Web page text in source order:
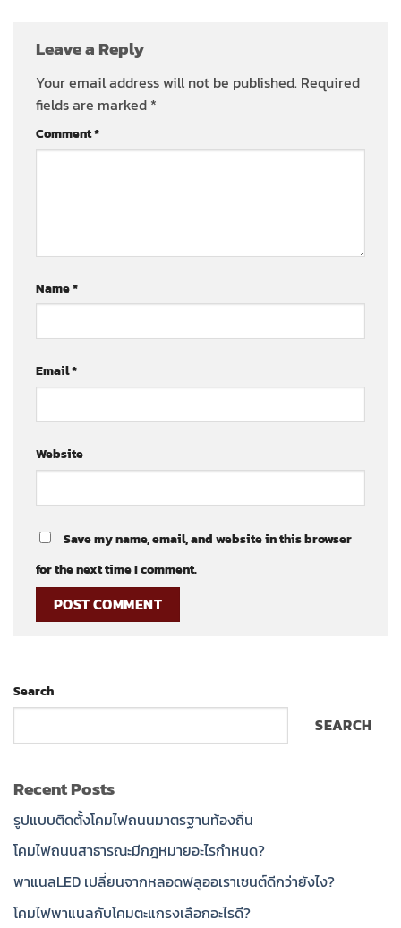
Leave a Reply
Your email address will not be published. Required
fields are marked *
Comment*
Name*
Email*
Website
Save my name, email, and website in this browser
for the next time I comment.
Search
SEARCH
Recent Posts
รูปแบบติดตั้งโคมไฟถนนมาตรฐานท้องถิ่น
โคมไฟถนนสาธารณะมีกฎหมายอะไรกำหนด?
พาแนลLED เปลี่ยนจากหลอดฟลูออเราเซนต์ดีกว่ายังไง?
โคมไฟพาแนลกับโคมตะแกรงเลือกอะไรดี?